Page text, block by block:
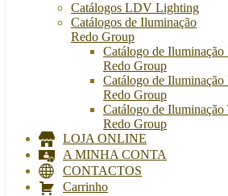
Catálogos LDV Lighting
Catálogos de Iluminação
Redo Group
Catálogo de Iluminação
Redo Group
Catálogo de
Redo Group
Catálogo de Iluminação
Redo Group
LOJA ONLINE
A MINHA CONTA
CONTACTOS
Carrinho